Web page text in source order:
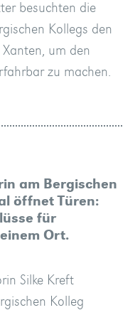
besuchten die
Kollegs den
um den
zu machen.
am Bergischen
öffnet Türen:
für
Ort.
Silke Kreft
Kolleg